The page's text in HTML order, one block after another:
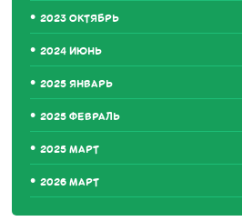
2023 ОКТЯБРЬ
2024 ИЮНЬ
2025 ЯНВАРЬ
2025 ФЕВРАЛЬ
2025 МАРТ
2026 МАРТ